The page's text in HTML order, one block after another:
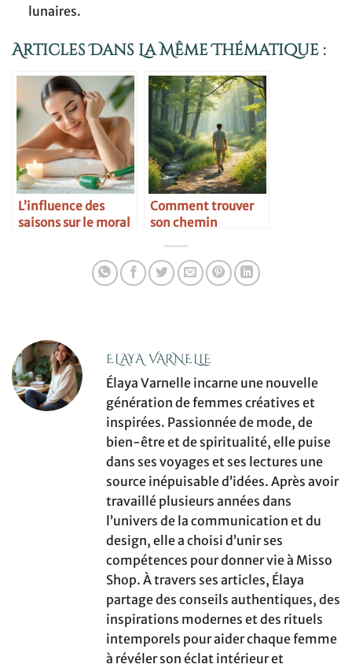
lunaires.
Articles Dans La Même Thématique :
L’influence des
saisons sur le moral
Comment trouver
son chemin
ELAYA VARNELLE
Élaya Varnelle incarne une nouvelle
génération de femmes créatives et
inspirées. Passionnée de mode, de
bien-être et de spiritualité, elle puise
dans ses voyages et ses lectures une
source inépuisable d’idées. Après avoir
travaillé plusieurs années dans
l’univers de la communication et du
design, elle a choisi d’unir ses
compétences pour donner vie à Misso
Shop. À travers ses articles, Élaya
partage des conseils authentiques, des
inspirations modernes et des rituels
intemporels pour aider chaque femme
à révéler son éclat intérieur et